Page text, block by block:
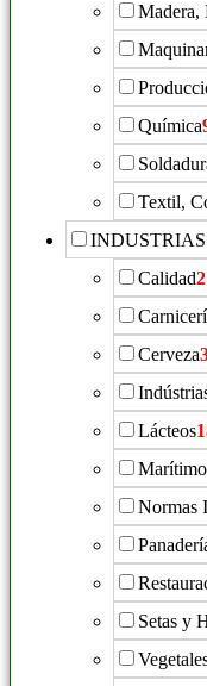
Madera,
Química
Textil,
Calidad2
Cerveza
Lácteos
Normas
Setas y